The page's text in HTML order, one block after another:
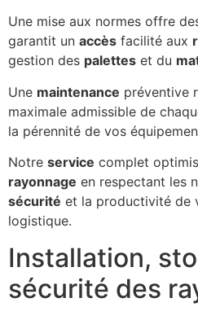
Une mise aux normes offre
garantit un accès facilité aux
gestion des palettes et du
Une maintenance préventive
maximale admissible de
la pérennité de vos
Notre service complet
rayonnage en respectant les
sécurité et la productivité de
logistique.
Installation,
sécurité des